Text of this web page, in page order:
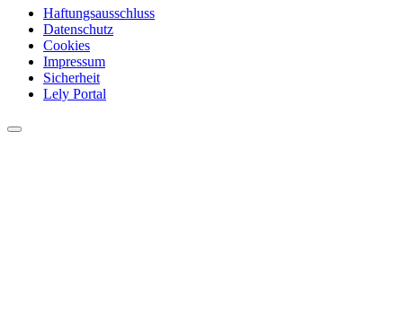
Haftungsausschluss
Datenschutz
Cookies
Impressum
Sicherheit
Lely Portal